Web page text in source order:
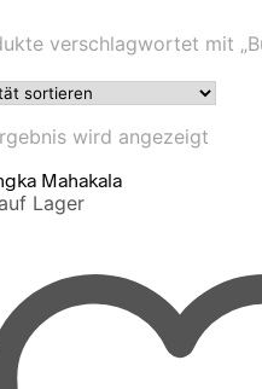
verschlagwortet mit
wird angezeigt
Lager